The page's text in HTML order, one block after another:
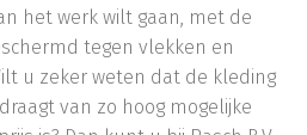
het werk wilt gaan, met de
tegen vlekken en
u zeker weten dat de kleding
van zo hoog mogelijke